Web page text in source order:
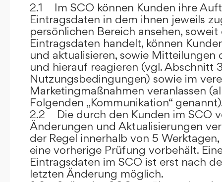
2.1 Im SCO können Kunden ihre
Eintragsdaten in dem ihnen jeweils
persönlichen Bereich ansehen,
Eintragsdaten handelt, können
und aktualisieren, sowie Mitteilungen
und hierauf reagieren (vgl. Abschnitt
Nutzungsbedingungen) sowie im
Marketingmaßnahmen veranlassen
Folgenden „Kommunikation“
2.2 Die durch den Kunden im SCO
Änderungen und Aktualisierungen
der Regel innerhalb von 5
eine vorherige Prüfung vorbehält.
Eintragsdaten im SCO ist erst nach
letzten Änderung möglich.